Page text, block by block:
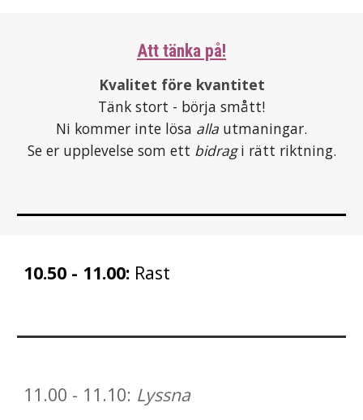
Att tänka på!
Kvalitet före kvantitet
Tänk stort - börja smått!
Ni kommer inte lösa alla utmaningar.
Se er upplevelsesom ett bidrag i rätt riktning.
10.50 - 11.00: Rast
1 1 .00 - 1 1 .10: Lyssna